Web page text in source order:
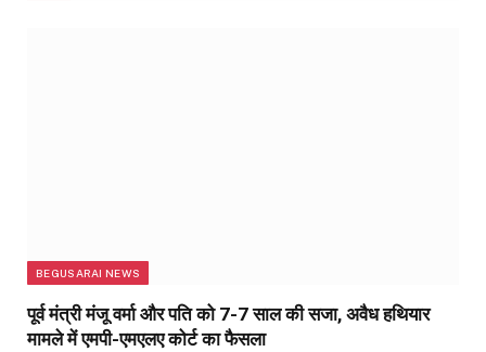
BEGUSARAI NEWS
पूर्व मंत्री मंजू वर्मा और पति को 7-7 साल की सजा, अवैध हथियार
मामले में एमपी-एमएलए कोर्ट का फैसला